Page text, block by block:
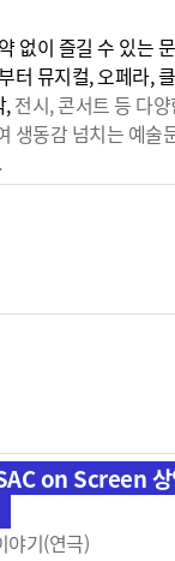
없이 즐길 수 있는
터 뮤지컬, 오페라,
,전시, 콘서트 등 다
생동감 넘치는 예술
on Screen
야기(연극)